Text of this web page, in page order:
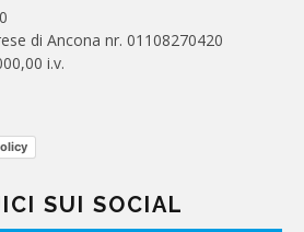
di Ancona nr. 01108270420
i.v.
SUI SOCIAL